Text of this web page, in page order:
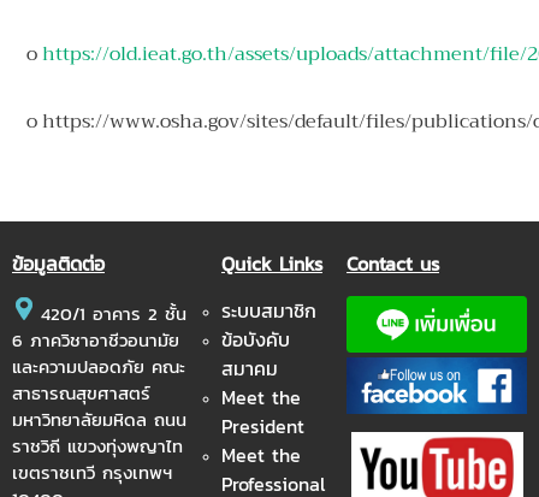
ohttps://old.ieat.go.th/assets/uploads/attachment/file/
ohttps://www.osha.gov/sites/default/files/publications/
ข้อมูลติดต่อ
420/1 อาคาร 2 ชั้น
6 ภาควิชาอาชีวอนามัย
และความปลอดภัย คณะ
สาธารณสุขศาสตร์
มหาวิทยาลัยมหิดล ถนน
ราชวิถี แขวงทุ่งพญาไท
เขตราชเทวี กรุงเทพฯ
Quick Links
ระบบสมาชิก
ข้อบังคับ
สมาคม
Meet the
President
Meet the
Professional
Contact us